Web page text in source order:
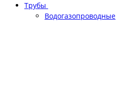
Трубы
Водогазопроводные